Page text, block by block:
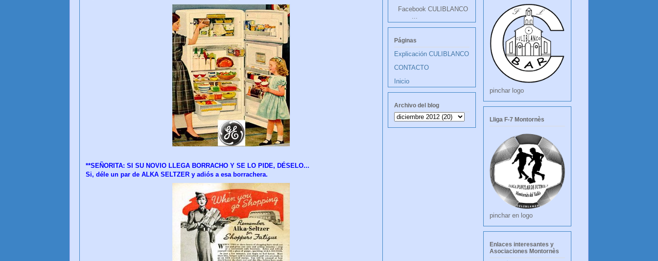
**SEÑORITA: SI SU NOVIO LLEGA BORRACHO Y SE LO PIDE, DÉSELO...
Si, déle un par de ALKA SELTZER y adiós a esa borrachera.
Facebook CULIBLANCO
...
Páginas
Explicación CULIBLANCO
CONTACTO
Inicio
Archivo del blog
pinchar logo
Lliga F-7 Montornès
pinchar en logo
Enlaces interesantes y
Asociaciones Montornès